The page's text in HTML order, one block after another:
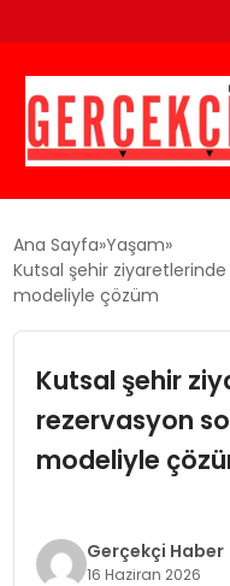
GÜNCEL
EĞITIM
EKONOMI
MAGAZIN
Ana Sayfa Yaşam
Kutsal şehir
modeliyle çözüm
Kutsal şehir
rezervasyon
modeliyle
Gerçekçi Haber
16 Haziran 2026